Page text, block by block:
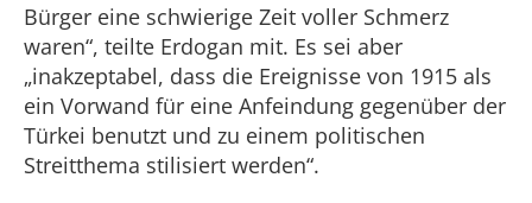
Bürger eine schwierige Zeit voller Schmerz
waren“, teilte Erdogan mit. Es sei aber
„inakzeptabel, dass die Ereignisse von 1915 als
ein Vorwand für eine Anfeindung gegenüber der
Türkei benutzt und zu einem politischen
Streitthema stilisiert werden“.